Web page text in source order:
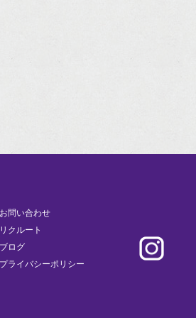
お問い合わせ
リクルート
ブログ
プライバシーポリシー